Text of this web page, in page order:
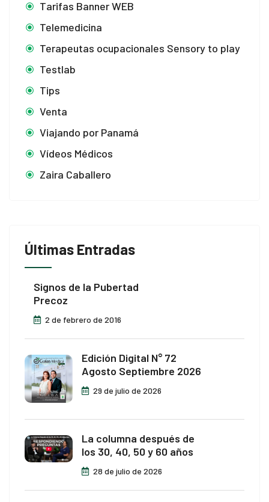
Tarifas Banner WEB
Telemedicina
Terapeutas ocupacionales Sensory to play
Testlab
Tips
Venta
Viajando por Panamá
Vídeos Médicos
Zaira Caballero
Últimas Entradas
Signos de la Pubertad
Precoz
2 de febrero de 2016
Edición Digital N° 72
Agosto Septiembre 2026
29 de julio de 2026
La columna después de
los 30, 40, 50 y 60 años
28 de julio de 2026